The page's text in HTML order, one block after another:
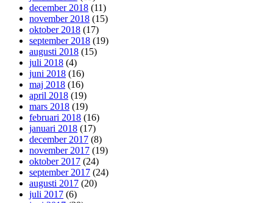
december 2018 (11)
november 2018 (15)
oktober 2018 (17)
september 2018 (19)
augusti 2018 (15)
juli 2018 (4)
juni 2018 (16)
maj 2018 (16)
april 2018 (19)
mars 2018 (19)
februari 2018 (16)
januari 2018 (17)
december 2017 (8)
november 2017 (19)
oktober 2017 (24)
september 2017 (24)
augusti 2017 (20)
juli 2017 (6)